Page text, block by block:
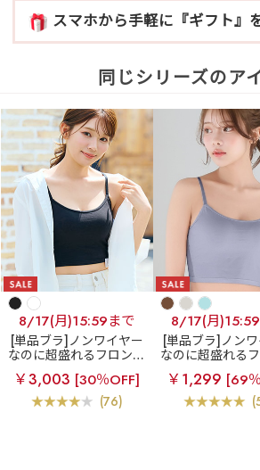
スマホから手軽に『ギフト』
同じシリーズのア
8/17(月)15:59まで
[単品ブラ]ノンワイヤー
なのに超盛れるフロント
ホックブラ
フロントホ
ック ブラトップ ノンワ
イヤー 超盛ブラ(R) 単品
ブラジャー
￥3,003 [30％OFF]
(76)
8/17(月
[単品ブラ]ノン
なのに超盛れる
ホックブラ
フ
ック ブラトップ
イヤー 超盛ブラ
ブラジャー
￥1,299 [69